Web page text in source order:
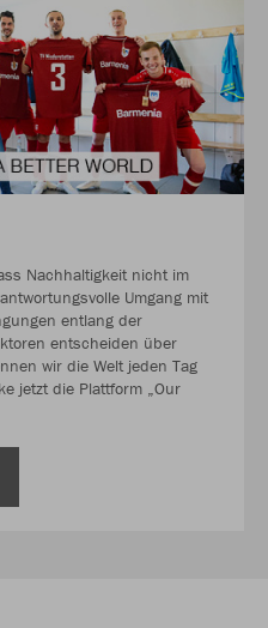
Nachhaltigkeit nicht im
Umgang mit
entlang der
entscheiden über
wir die Welt jeden Tag
jetzt die Plattform „Our